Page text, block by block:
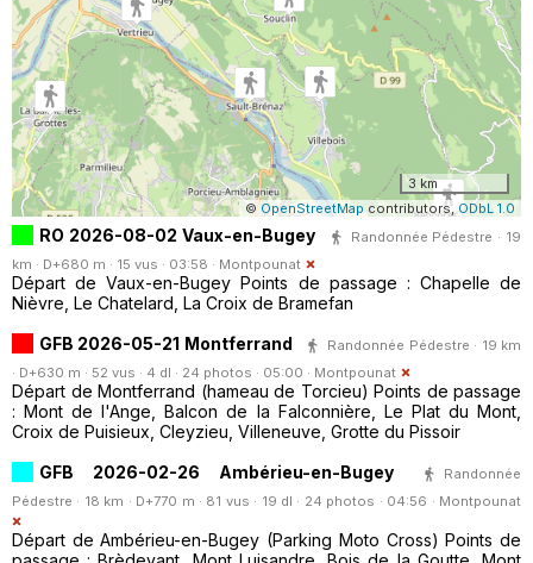
3 km
©OpenStreetMap contributors,ODbL 1.0
RO 2026-08-02 Vaux-en-Bugey
Randonnée Pédestre · 19
km · D+680 m · 15 vus · 03:58 · Montpounat
Départ de Vaux-en-Bugey Points de passage : Chapelle de
Nièvre, Le Chatelard, La Croix de Bramefan
GFB 2026-05-21 Montferrand
Randonnée Pédestre · 19 km
· D+630 m · 52 vus · 4 dl · 24 photos · 05:00 · Montpounat
Départ de Montferrand (hameau de Torcieu) Points de passage
: Mont de l'Ange, Balcon de la Falconnière, Le Plat du Mont,
Croix de Puisieux, Cleyzieu, Villeneuve, Grotte du Pissoir
GFB 2026-02-26 Ambérieu-en-Bugey
Randonnée
Pédestre · 18 km · D+770 m · 81 vus · 19 dl · 24 photos · 04:56 · Montpounat
Départ de Ambérieu-en-Bugey (Parking Moto Cross) Points de